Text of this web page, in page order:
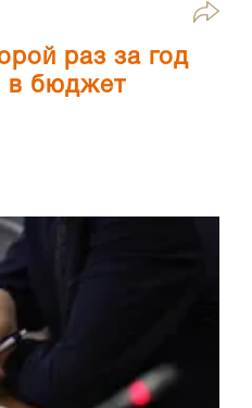
раз за год
в бюджет